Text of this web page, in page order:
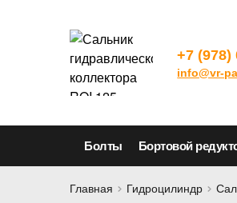
+7 (978)
info@vr-
Болты Бортовой
Главная Гидроцилиндр